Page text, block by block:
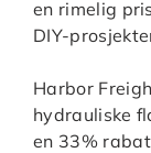
en rimelig
DIY-
Harbor
hydrauliske
en 33%